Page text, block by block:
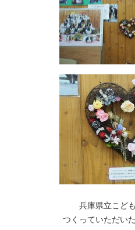
兵庫県立こど
つくっていただい